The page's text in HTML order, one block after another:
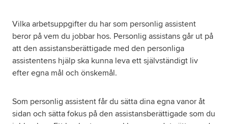
Tillgänglighetsredogörelse
GDPR
Vilka arbetsuppgifter du har som personlig assistent
beror på vem du jobbar hos. Personlig assistans går ut på
att den assistansberättigade med den personliga
assistentens hjälp ska kunna leva ett självständigt liv
efter egna mål och önskemål.
Som personlig assistent får du sätta dina egna vanor åt
sidan och sätta fokus på den assistansberättigade som du